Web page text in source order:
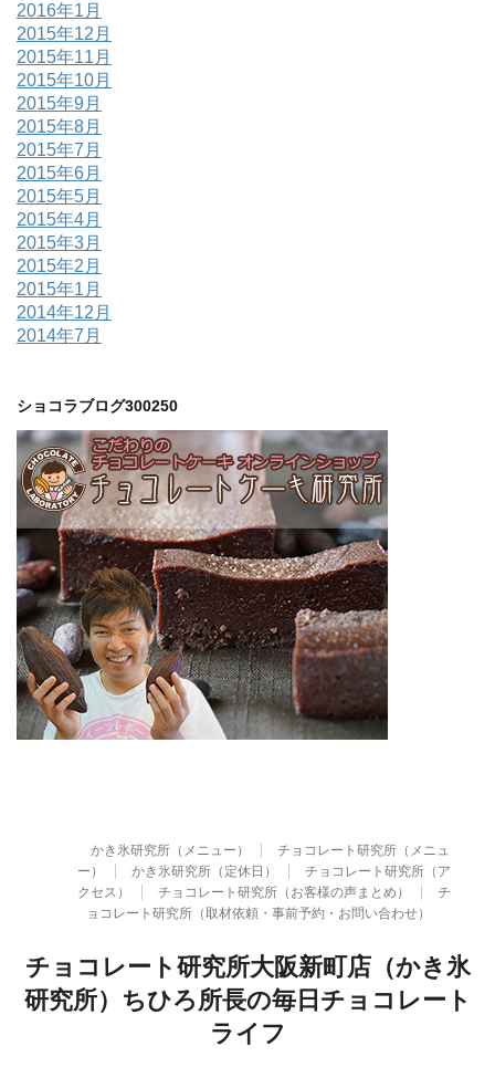
2016年1月
2015年12月
2015年11月
2015年10月
2015年9月
2015年8月
2015年7月
2015年6月
2015年5月
2015年4月
2015年3月
2015年2月
2015年1月
2014年12月
2014年7月
ショコラブログ300250
かき氷研究所（メニュー）
チョコレート研究所（メニュ
ー）
かき氷研究所（定休日）
チョコレート研究所（ア
クセス）
チョコレート研究所（お客様の声まとめ）
チ
ョコレート研究所（取材依頼・事前予約・お問い合わせ）
チョコレート研究所大阪新町店（かき氷
研究所）ちひろ所長の毎日チョコレート
ライフ